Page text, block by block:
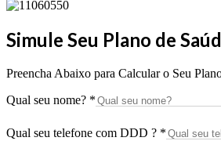
Simule Seu Plano de
Preencha Abaixo para Calcular o Seu
Qual seu nome? *
Qual seu telefone com DDD ? *